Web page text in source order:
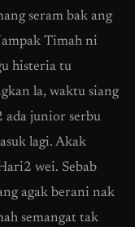
seram bak ang
Timah ni
histeria tu
la, waktu siang
ada junior serbu
lagi. Akak
wei. Sebab
agak berani nak
semangat tak